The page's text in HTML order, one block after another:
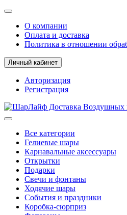
О компании
Оплата и доставка
Политика в отношении
Личный кабинет
Авторизация
Регистрация
Все категории
Гелиевые шары
Карнавальные аксессуары
Открытки
Подарки
Свечи и фонтаны
Ходячие шары
События и праздники
Коробка-сюрприз